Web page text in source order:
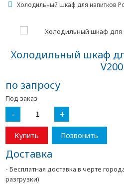
Холодильный шкаф для напитков
Холодильный шкаф
V200
по запросу
Под заказ
- +
Купить Позвонить
Доставка
- Бесплатная доставка в черте
разгрузки)